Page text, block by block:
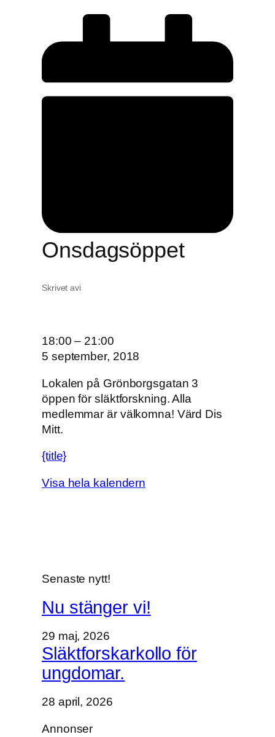
Onsdagsöppet
Skrivet avi
O
n
d
a
g
s
p
p
18:00 – 21:00
5 september, 2018
Lokalen på Grönborgsgatan 3
öppen för släktforskning. Alla
medlemmar är välkomna! Värd Dis
Mitt.
{title}
Visa hela kalendern
Senaste nytt!
Nu stänger vi!
29 maj, 2026
Släktforskarkollo för
ungdomar.
28 april, 2026
Annonser